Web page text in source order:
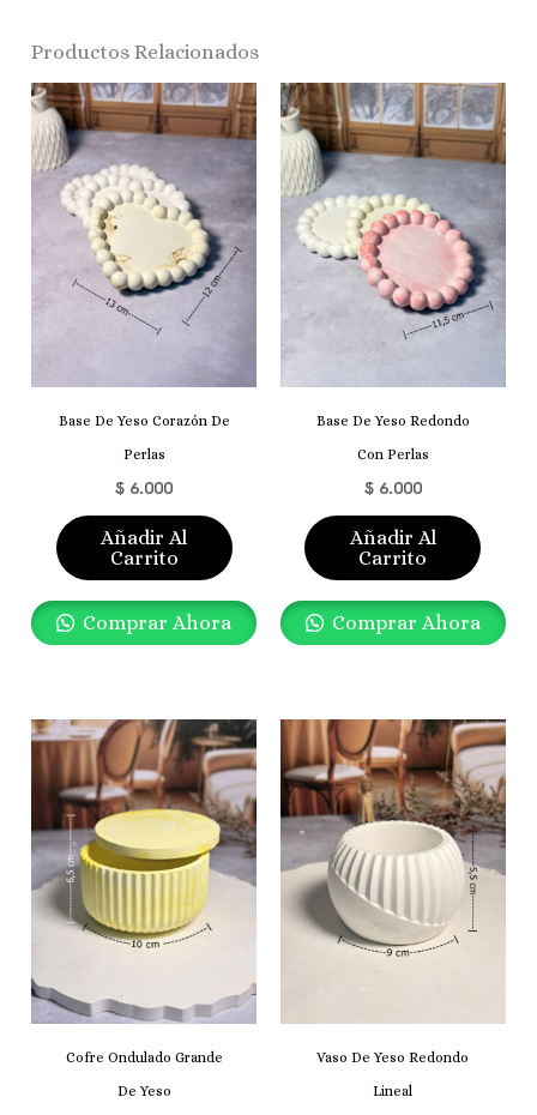
Productos Relacionados
Base De Yeso Corazón De
Perlas
$ 6.000
Añadir Al
Carrito
Comprar Ahora
Base De Yeso Redondo
Con Perlas
$6.000
Añadir Al
Carrito
Comprar Ahora
Cofre Ondulado Grande
De Yeso
Vaso De Yeso Redondo
Lineal